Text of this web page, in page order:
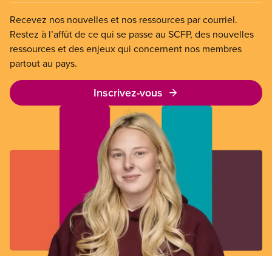
Recevez nos nouvelles et nos ressources par courriel.
Restez à l’affût de ce qui se passe au SCFP, des nouvelles
ressources et des enjeux qui concernent nos membres
partout au pays.
Inscrivez-vous